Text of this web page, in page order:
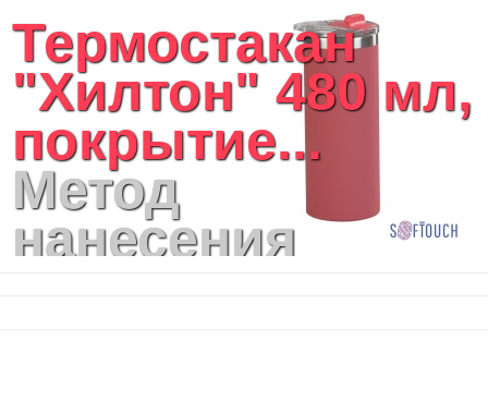
Термостакан
"Хилтон" 480 мл,
покрытие...
Метод
нанесения